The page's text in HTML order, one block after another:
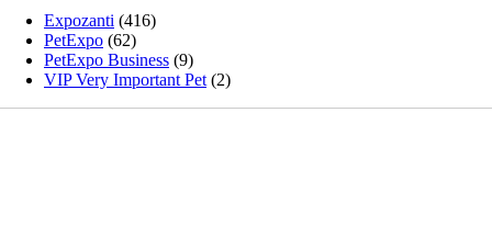
Expozanti (416)
PetExpo (62)
PetExpo Business (9)
VIP Very Important Pet (2)